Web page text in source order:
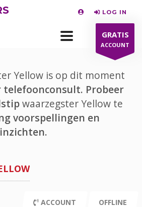
LOG IN
GRATIS
ACCOUNT
Yellow is op dit moment
Probeer
waarzegster Yellow te
voorspellingen en
ACCOUNT OFFLINE